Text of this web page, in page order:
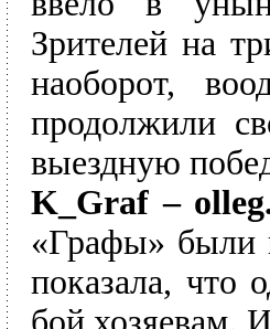
Зрителей на
наоборот,
продолжили
выездную
K_Graf –
«Графы» были
показала, что